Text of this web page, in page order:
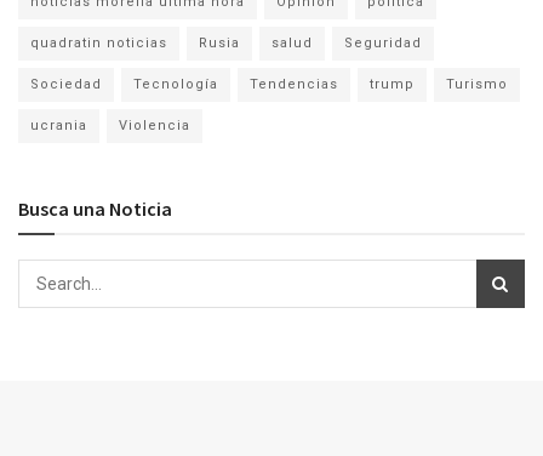
quadratin noticias Rusia salud Seguridad
Sociedad Tecnología Tendencias trump Turismo
ucrania Violencia
Busca una Noticia